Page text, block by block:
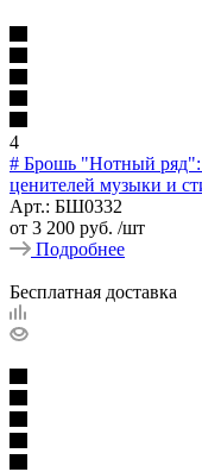
4
# Брошь "Нотный ряд":
ценителей музыки и
Арт.: БШ0332
от 3 200 руб. /шт
Подробнее
Бесплатная доставка